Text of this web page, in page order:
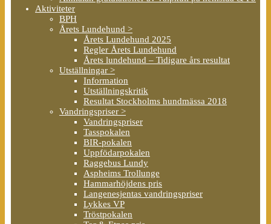
Aktiviteter
BPH
Årets Lundehund >
Årets Lundehund 2025
Regler Årets Lundehund
Årets lundehund – Tidigare års resultat
Utställningar >
Information
Utställningskritik
Resultat Stockholms hundmässa 2018
Vandringspriser >
Vandringspriser
Tasspokalen
BIR-pokalen
Uppfödarpokalen
Raggebus Lundy
Aspheims Trollunge
Hammarhöjdens pris
Langenesjentas vandringspriser
Lykkes VP
Tröstpokalen